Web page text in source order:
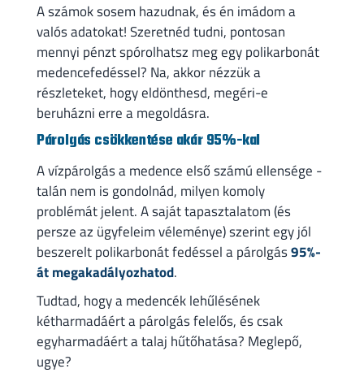
A számok sosem hazudnak, és én imádom a
valós adatokat! Szeretnéd tudni, pontosan
mennyi pénzt spórolhatsz meg egy polikarbonát
medencefedéssel? Na, akkor nézzük a
részleteket, hogy eldönthesd, megéri-e
beruházni erre a megoldásra.
Párolgás csökkentése akár 95%-kal
A vízpárolgás a medence első számú ellensége -
talán nem is gondolnád, milyen komoly
problémát jelent. A saját tapasztalatom (és
persze az ügyfeleim véleménye) szerint egy jól
beszerelt polikarbonát fedéssel a párolgás95%-
át megakadályozhatod.
Tudtad, hogy a medencék lehűlésének
kétharmadáért a párolgás felelős, és csak
egyharmadáért a talaj hűtőhatása? Meglepő,
ugye?